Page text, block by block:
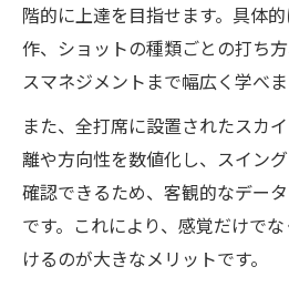
階的に上達を目指せます。具体
作、ショットの種類ごとの打ち
スマネジメントまで幅広く学べま
また、全打席に設置されたスカ
離や方向性を数値化し、スイン
確認できるため、客観的なデー
です。これにより、感覚だけで
けるのが大きなメリットです。